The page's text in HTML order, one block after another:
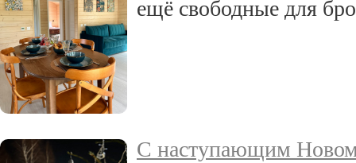
ещё свободные для
С наступающим